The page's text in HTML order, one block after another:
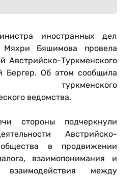
иностранных дел
Мяхри Бяшимова провела
Австрийско-Туркменского
Бергер. Об этом сообщила
туркменского
ведомства.
стороны подчеркнули
Австрийско-
в продвижении
взаимопонимания и
взаимодействия между